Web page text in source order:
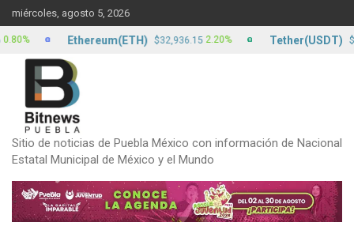
to
content
miércoles, agosto 5, 2026
Sitio de noticias de Puebla México con información de Nacional
Estatal Municipal de México y el Mundo
Ethereum(ETH) $32,936.15 2.20% Tether(USDT) $17.22